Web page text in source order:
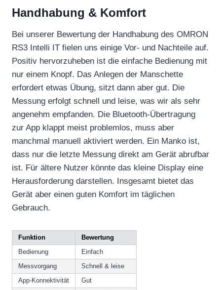
Handhabung & Komfort
Bei unserer Bewertung der Handhabung des OMRON
RS3 Intelli IT fielen uns einige Vor- und Nachteile auf.
Positiv hervorzuheben ist die einfache Bedienung mit
nur einem Knopf. Das Anlegen der Manschette
erfordert etwas Übung, sitzt dann aber gut. Die
Messung erfolgt schnell und leise, was wir als sehr
angenehm empfanden. Die Bluetooth-Übertragung
zur App klappt meist problemlos, muss aber
manchmal manuell aktiviert werden. Ein Manko ist,
dass nur die letzte Messung direkt am Gerät abrufbar
ist. Für ältere Nutzer könnte das kleine Display eine
Herausforderung darstellen. Insgesamt bietet das
Gerät aber einen guten Komfort im täglichen
Gebrauch.
Funktion
Bewertung
Bedienung
Einfach
Messvorgang
Schnell & leise
App-Konnektivität
Gut